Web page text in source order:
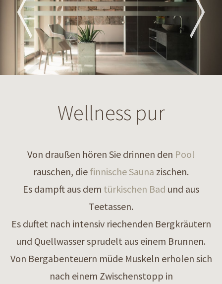
Wellness pur
Von draußen hören Sie drinnen den Pool
rauschen, die finnische Sauna zischen.
Es dampft aus dem türkischen Bad und aus
Teetassen.
Es duftet nach intensiv riechenden Bergkräutern
und Quellwasser sprudelt aus einem Brunnen.
Von Bergabenteuern müde Muskeln erholen sich
nach einem Zwischenstopp in